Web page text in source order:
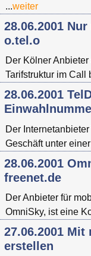
...weiter
28.06.2001
o.tel.o
Der Kölner
Tarifstruktur im Call
28.06.2001
Der
Geschäft unter
28.06.2001
freenet.de
Der Anbieter für
OmniSky, ist eine
27.06.2001 Mit
erstellen